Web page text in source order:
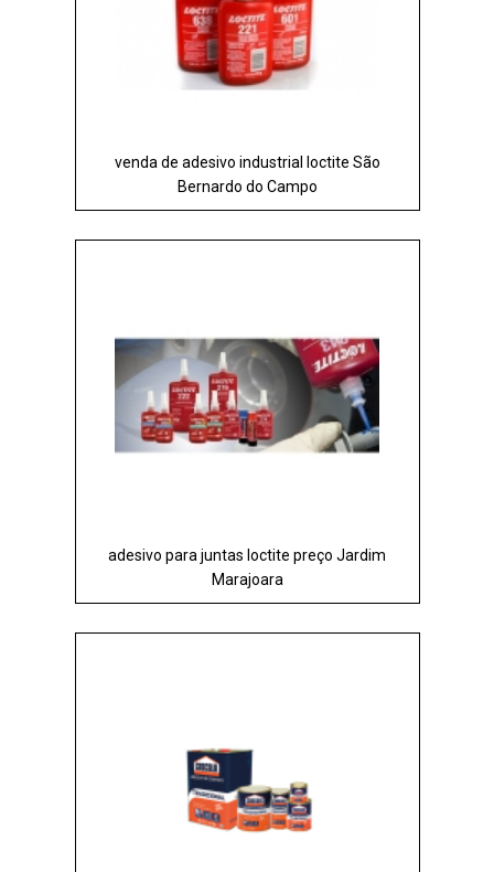
venda de adesivo industrial loctite São
Bernardo do Campo
adesivo para juntas loctite preço Jardim
Marajoara